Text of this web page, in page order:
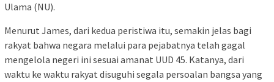
Ulama (NU).
Menurut James, dari kedua peristiwa itu, semakin jelas bagi
rakyat bahwa negara melalui para pejabatnya telah gagal
mengelola negeri ini sesuai amanat UUD 45. Katanya, dari
waktu ke waktu rakyat disuguhi segala persoalan bangsa yang